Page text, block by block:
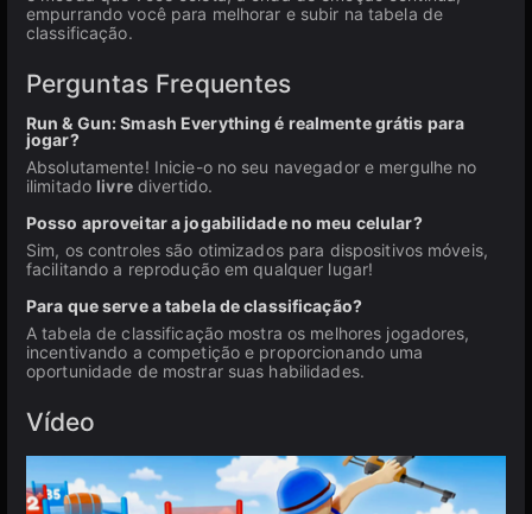
empurrando você para melhorar e subir na tabela de
classificação.
Perguntas Frequentes
Run & Gun: Smash Everything é realmente grátis para
jogar?
Absolutamente! Inicie-o no seu navegador e mergulhe no
ilimitado livredivertido.
Posso aproveitar a jogabilidade no meu celular?
Sim, os controles são otimizados para dispositivos móveis,
facilitando a reprodução em qualquer lugar!
Para que serve a tabela de classificação?
A tabela de classificação mostra os melhores jogadores,
incentivando a competição e proporcionando uma
oportunidade de mostrar suas habilidades.
Vídeo